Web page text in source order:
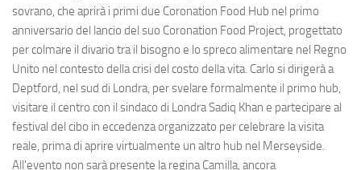
sovrano, che aprirà i primi due Coronation Food Hub nel primo
anniversario del lancio del suo Coronation Food Project, progettato
per colmare il divario tra il bisogno e lo spreco alimentare nel Regno
Unito nel contesto della crisi del costo della vita. Carlo si dirigerà a
Deptford, nel sud di Londra, per svelare formalmente il primo hub,
visitare il centro con il sindaco di Londra Sadiq Khan e partecipare al
festival del cibo in eccedenza organizzato per celebrare la visita
reale, prima di aprire virtualmente un altro hub nel Merseyside.
All'evento non sarà presente la regina Camilla, ancora